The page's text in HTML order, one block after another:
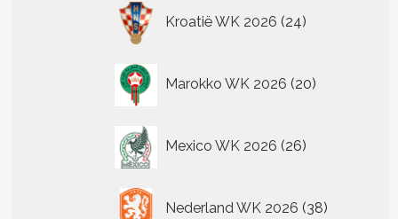
Kroatië WK 2026 24
producten
Marokko WK 2026 20
producten
Mexico WK 2026 26
producten
Nederland WK 2026 38